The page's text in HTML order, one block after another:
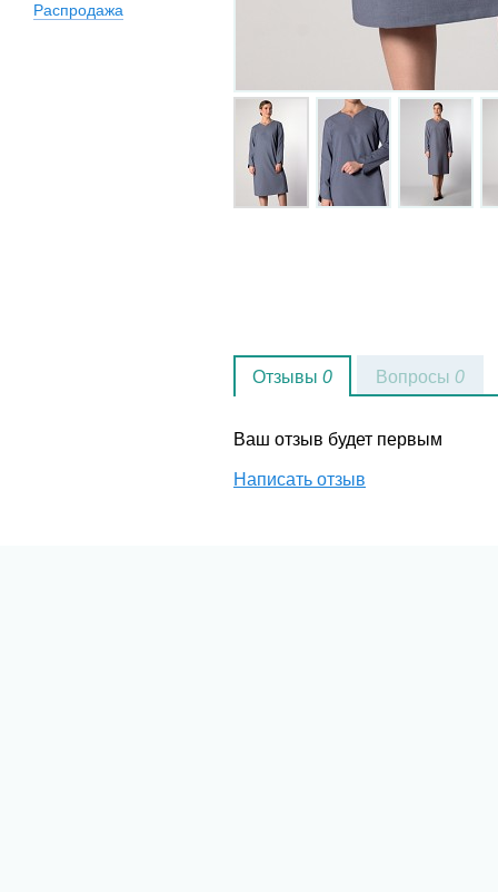
Распродажа
Отзывы 0
Ваш отзыв будет первым
Написать отзыв
Вопросы 0